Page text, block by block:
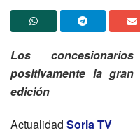
Los
positivamente la
edición
Actualidad Soria TV